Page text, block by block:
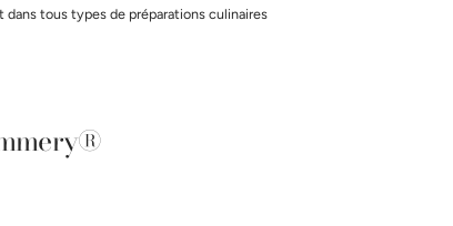
tous types de préparations culinaires